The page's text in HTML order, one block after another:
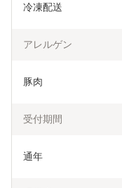
冷凍配送
アレルゲン
豚肉
受付期間
通年